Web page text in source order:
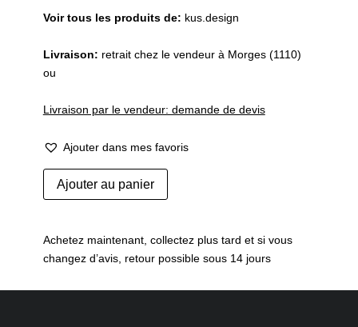
Voir tous les produits de: kus.design
Livraison: retrait chez le vendeur à Morges (1110)
ou
Livraison par le vendeur: demande de devis
Ajouter dans mes favoris
quantité
de
années
50
Ajouter au panier
Achetez maintenant, collectez plus tard et si vous
changez d’avis, retour possible sous 14 jours